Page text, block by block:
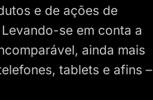
e de ações de
se em conta a
ainda mais
tablets e afins –